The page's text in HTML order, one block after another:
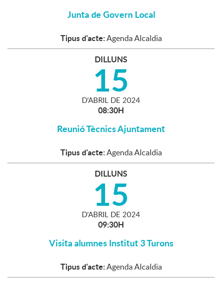
Junta de Govern Local
Tipus d'acte:Agenda Alcaldia
DILLUNS
15
D'ABRIL DE 2024
08:30H
Reunió Tècnics Ajuntament
Tipus d'acte:Agenda Alcaldia
DILLUNS
15
D'ABRIL DE 2024
09:30H
Visita alumnes Institut 3 Turons
Tipus d'acte:Agenda Alcaldia